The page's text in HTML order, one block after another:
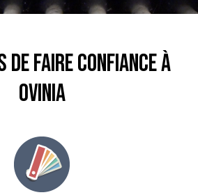
de faire confiance à
Ovinia